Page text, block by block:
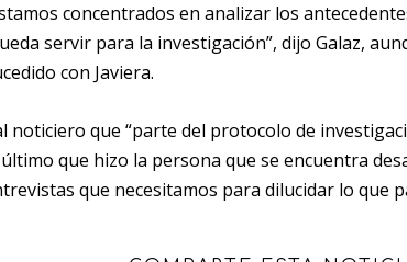
concentrados en analizar los
servir para la investigación”, dijo Galaz,
con Javiera.
noticiero que “parte del protocolo de
que hizo la persona que se encuentra
que necesitamos para dilucidar lo que